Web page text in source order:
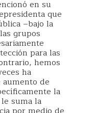
en su
que
–bajo la
grupos
para las
hemos
ha
de
la
suma la